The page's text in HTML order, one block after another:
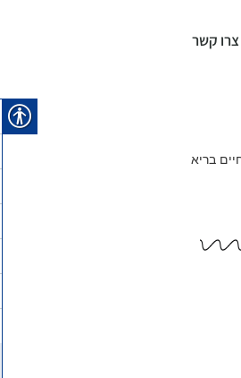
צרו קשר
בריא